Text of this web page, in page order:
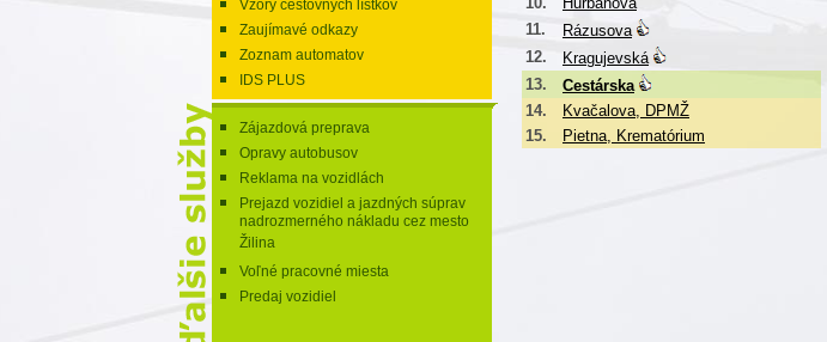
Vzory cestovných lístkov
Zaujímavé odkazy
Zoznam automatov
IDS PLUS
Zájazdová preprava
Opravy autobusov
Reklama na vozidlách
Prejazd vozidiel a jazdných súprav
nadrozmerného nákladu cez mesto
Žilina
Voľné pracovné miesta
Predaj vozidiel
11.
Rázusova
12.
Kragujevská
13.
Cestárska
14.
Kvačalova, DPMŽ
15.
Pietna, Krematórium